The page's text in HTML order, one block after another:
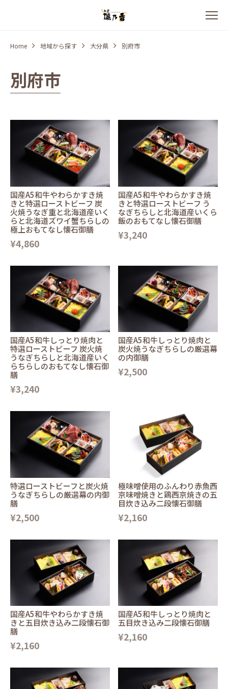
Home 地域から探す 大分県 別府市
別府市
国産A5和牛やわらかすき焼
きと特選ローストビーフ 炭
火焼うなぎ重と北海道産いく
らと北海道ズワイ蟹ちらしの
極上おもてなし懐石御膳
¥4,860
国産A5和牛やわらかすき焼
きと特選ローストビーフ う
なぎちらしと北海道産いくら
飯のおもてなし懐石御膳
¥3,240
国産A5和牛しっとり焼肉と
特選ローストビーフ 炭火焼
うなぎちらしと北海道産いく
らちらしのおもてなし懐石御
膳
¥3,240
国産A5和牛しっとり焼肉と
炭火焼うなぎちらしの厳選幕
の内御膳
¥2,500
特選ローストビーフと炭火焼
うなぎちらしの厳選幕の内御
膳
¥2,500
極味噌使用のふんわり赤魚西
京味噌焼きと鶏西京焼きの五
目炊き込み二段懐石御膳
¥2,160
国産A5和牛やわらかすき焼
きと五目炊き込み二段懐石御
膳
¥2,160
国産A5和牛しっとり焼肉と
五目炊き込み二段懐石御膳
¥2,160